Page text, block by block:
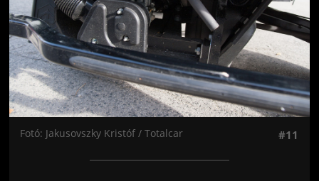
Fotó: Jakusovszky Kristóf / Totalcar #11